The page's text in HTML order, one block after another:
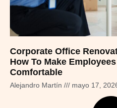
Corporate Office
How To Make
Comfortable
Alejandro Martín mayo 17,